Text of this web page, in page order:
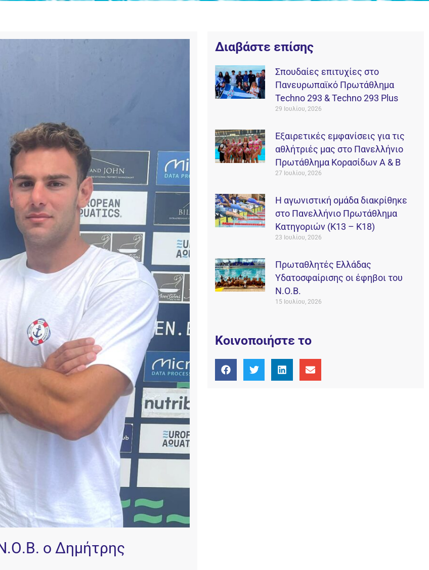
ο Δημήτρης
Διαβάστε επίσης
Σπουδαίες επιτυχίες στο
Πανευρωπαϊκό Πρωτάθλημα
Techno 293 & Techno 293 Plus
29 Ιουλίου, 2026
Εξαιρετικές εμφανίσεις για τις
αθλήτριές μας στο Πανελλήνιο
Πρωτάθλημα Κορασίδων Α & Β
27 Ιουλίου, 2026
Η αγωνιστική ομάδα διακρίθηκε
στο Πανελλήνιο Πρωτάθλημα
Κατηγοριών (Κ13 – Κ18)
23 Ιουλίου, 2026
Πρωταθλητές Ελλάδας
Υδατοσφαίρισης οι έφηβοι του
Ν.Ο.Β.
15 Ιουλίου, 2026
Κοινοποιήστε το